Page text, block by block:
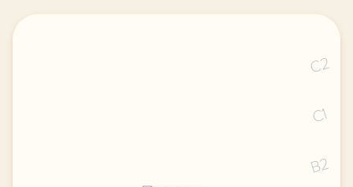
C2
C1
B2